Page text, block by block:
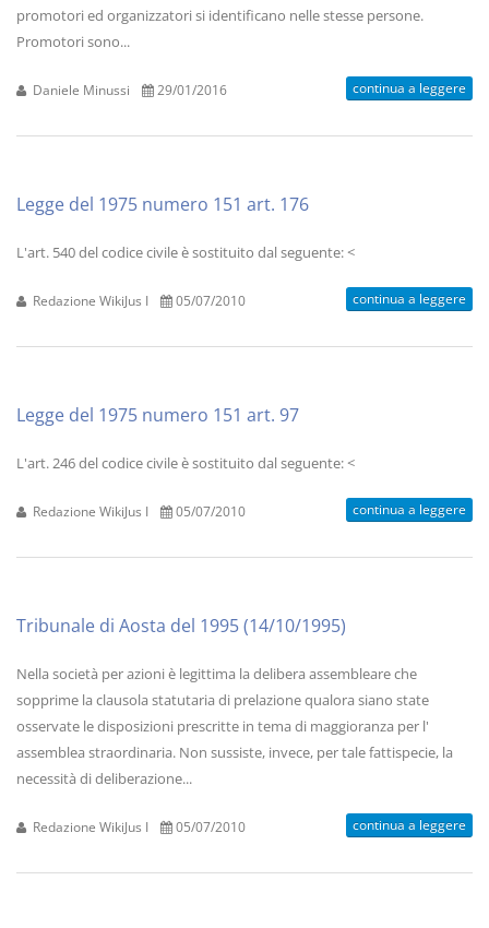
promotori ed organizzatori si identificano nelle stesse persone.
Promotori sono...
Daniele Minussi 29/01/2016 continua a leggere
Legge del 1975 numero 151 art. 176
L'art. 540 del codice civile è sostituito dal seguente: <
Redazione WikiJus I 05/07/2010 continua a leggere
Legge del 1975 numero 151 art. 97
L'art. 246 del codice civile è sostituito dal seguente: <
Redazione WikiJus I 05/07/2010 continua a leggere
Tribunale di Aosta del 1995 (14/10/1995)
Nella società per azioni è legittima la delibera assembleare che
sopprime la clausola statutaria di prelazione qualora siano state
osservate le disposizioni prescritte in tema di maggioranza per l'
assemblea straordinaria. Non sussiste, invece, per tale fattispecie, la
necessità di deliberazione...
Redazione WikiJus I 05/07/2010 continua a leggere